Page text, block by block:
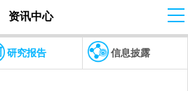
资讯中心
研究报告 信息披露